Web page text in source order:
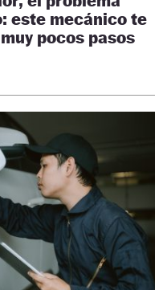
este mecánico te
pocos pasos